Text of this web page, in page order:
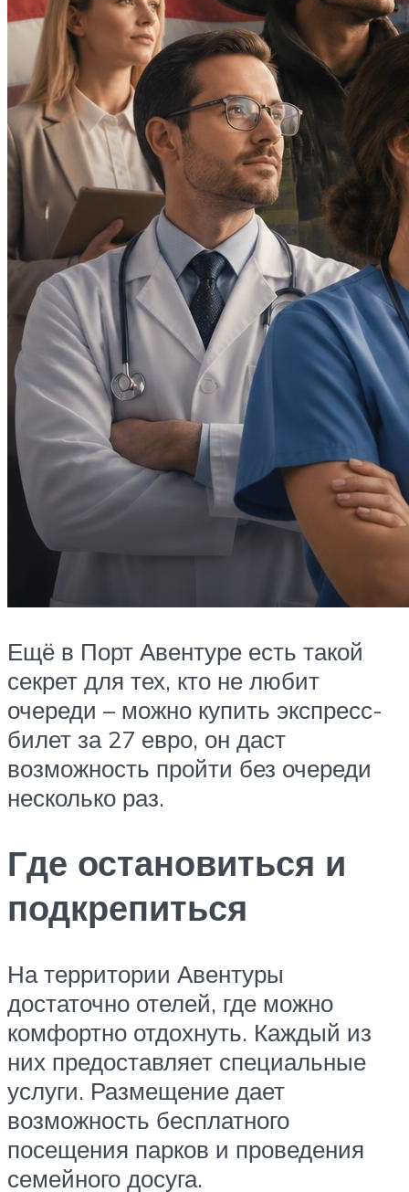
Ещё в Порт Авентуре есть такой
секрет для тех, кто не любит
очереди – можно купить экспресс-
билет за 27 евро, он даст
возможность пройти без очереди
несколько раз.
Где остановиться и
подкрепиться
На территории Авентуры
достаточно отелей, где можно
комфортно отдохнуть. Каждый из
них предоставляет специальные
услуги. Размещение дает
возможность бесплатного
посещения парков и проведения
семейного досуга.